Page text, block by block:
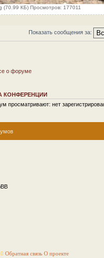
(70.99 КБ) Просмотров: 177011
Показать сообщения за:
о форуме
КОНФЕРЕНЦИИ
просматривают: нет
Обратная связь О проекте